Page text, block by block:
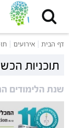
דף הבית אירועים
תוכניות
שנת הלימודים